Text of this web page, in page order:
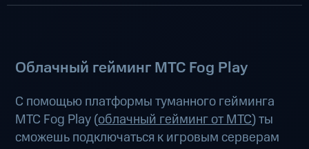
Облачный гейминг МТС Fog Play
С помощью платформы туманного гейминга
МТС Fog Play (облачный гейминг от МТС) ты
сможешь подключаться к игровым серверам